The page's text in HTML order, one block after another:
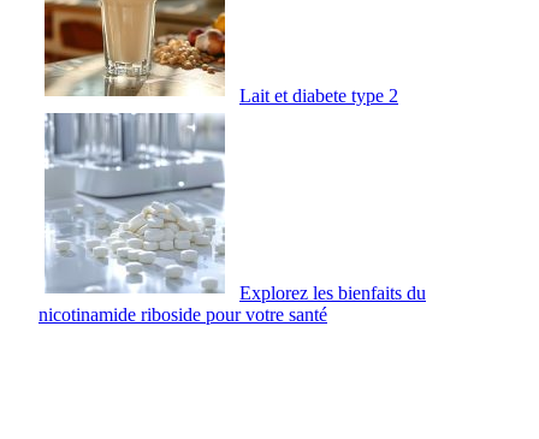
Lait et diabete type 2
Explorez les bienfaits du
nicotinamide riboside pour votre santé